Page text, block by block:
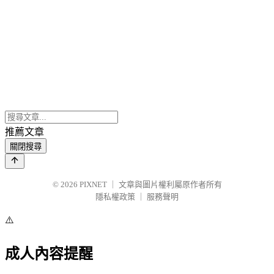
推薦文章
關閉搜尋
© 2026 PIXNET
文章與圖片權利屬原作者所有
隱私權政策
服務聲明
⚠️
成人內容提醒